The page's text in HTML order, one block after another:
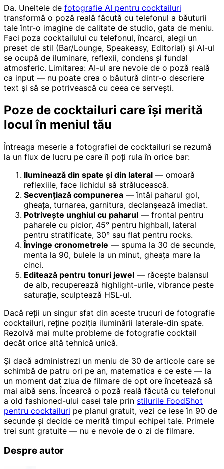
Da. Uneltele de fotografie AI pentru cocktailuri
transformă o poză reală făcută cu telefonul a băuturii
tale într-o imagine de calitate de studio, gata de meniu.
Faci poza cocktailului cu telefonul, încarci, alegi un
preset de stil (Bar/Lounge, Speakeasy, Editorial) și AI-ul
se ocupă de iluminare, reflexii, condens și fundal
atmosferic. Limitarea: AI-ul are nevoie de o poză reală
ca input — nu poate crea o băutură dintr-o descriere
text și să se potrivească cu ceea ce servești.
Poze de cocktailuri care își merită
locul în meniul tău
Întreaga meserie a fotografiei de cocktailuri se rezumă
la un flux de lucru pe care îl poți rula în orice bar:
Iluminează din spate și din lateral — omoară
reflexiile, face lichidul să strălucească.
Secvențiază compunerea — întâi paharul gol,
gheața, turnarea, garnitura, declanșează imediat.
Potrivește unghiul cu paharul — frontal pentru
paharele cu picior, 45° pentru highball, lateral
pentru stratificate, 30° sau flat pentru rocks.
Învinge cronometrele — spuma la 30 de secunde,
menta la 90, bulele la un minut, gheața mare la
cinci.
Editează pentru tonuri jewel — răcește balansul
de alb, recuperează highlight-urile, vibrance peste
saturație, sculptează HSL-ul.
Dacă reții un singur sfat din aceste trucuri de fotografie
cocktailuri, reține poziția iluminării laterale-din spate.
Rezolvă mai multe probleme de fotografie cocktail
decât orice altă tehnică unică.
Și dacă administrezi un meniu de 30 de articole care se
schimbă de patru ori pe an, matematica e ce este — la
un moment dat ziua de filmare de opt ore încetează să
mai aibă sens. Încearcă o poză reală făcută cu telefonul
a old fashioned-ului casei tale prin stilurile FoodShot
pentru cocktailuri pe planul gratuit, vezi ce iese în 90 de
secunde și decide ce merită timpul echipei tale. Primele
trei sunt gratuite — nu e nevoie de o zi de filmare.
Despre autor